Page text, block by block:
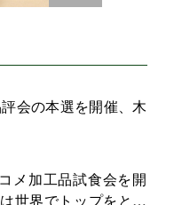
会の本選を開催、木
メ加工品試食会を開
世界でトップをとれ